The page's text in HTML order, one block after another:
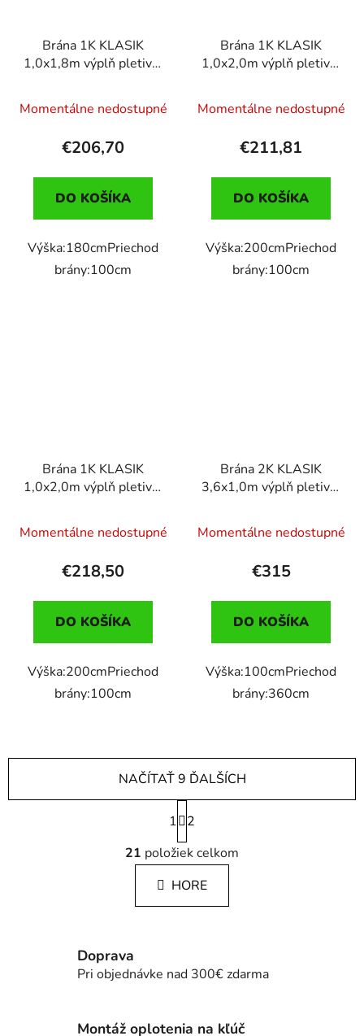
Brána 1K KLASIK
1,0x1,8m výplň pletivo,
Momentálne nedostupné
€206,70
DO KOŠÍKA
Výška:180cmPriechod
brány:100cm
Brána 1K KLASIK
1,0x2,0m výplň pletivo,
Momentálne nedostupné
€211,81
DO KOŠÍKA
Výška:200cmPriechod
brány:100cm
Brána 1K KLASIK
1,0x2,0m výplň pletivo,
Momentálne nedostupné
€218,50
DO KOŠÍKA
Výška:200cmPriechod
brány:100cm
Brána 2K KLASIK
3,6x1,0m výplň pletivo,
Momentálne nedostupné
€315
DO KOŠÍKA
Výška:100cmPriechod
brány:360cm
O
v
l
á
d
e
r
NAČÍTAŤ 9 ĎALŠÍCH
S
t
r
á
n
k
e
1
2
21 položiek celkom
HORE
Doprava
Pri objednávke nad 300€ zdarma
Montáž oplotenia na kľúč